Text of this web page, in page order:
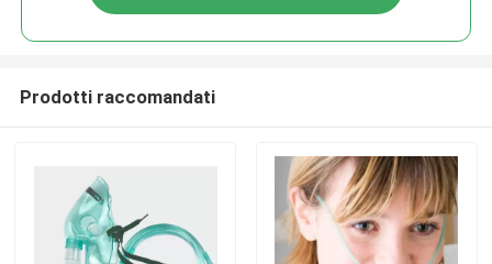
Prodotti raccomandati